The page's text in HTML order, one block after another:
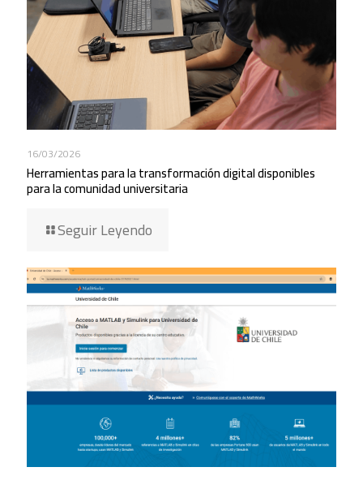
16/03/2026
Herramientas para la transformación digital disponibles
para la comunidad universitaria
Seguir Leyendo